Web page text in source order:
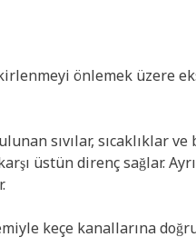
önlemek üzere
sıvılar, sıcaklıklar
karşı üstün direnç sağlar.
keçe kanallarına